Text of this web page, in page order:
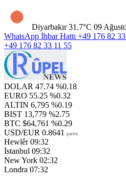
Diyarbakır 31.7°C 09
WhatsApp İhbar Hattı +49 176 82
+49 176 82 33 11 55
DOLAR 47.74 %0.18
EURO 55.25 %0.32
ALTIN 6,795 %0.19
BIST 13,779 %2.75
BTC $64,761 %0.29
USD/EUR 0.8641 parite
Hewlêr 09:32
İstanbul 09:32
New York 02:32
Londra 07:32